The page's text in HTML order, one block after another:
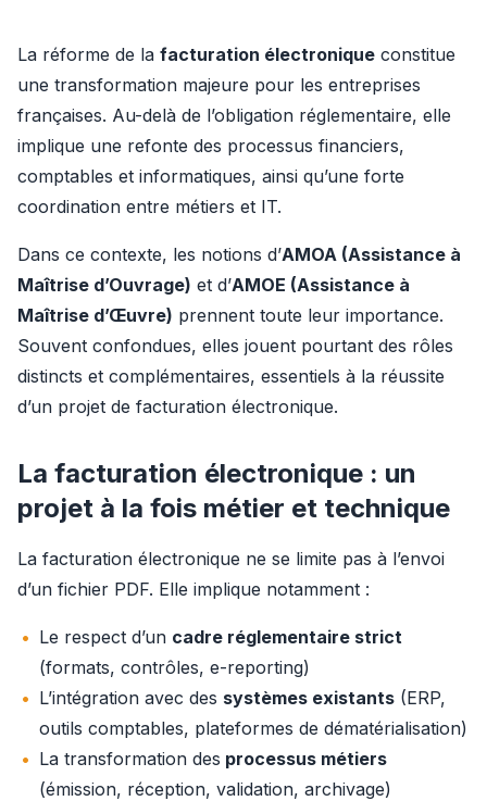
La réforme de la facturation électronique constitue
une transformation majeure pour les entreprises
françaises. Au-delà de l’obligation réglementaire, elle
implique une refonte des processus financiers,
comptables et informatiques, ainsi qu’une forte
coordination entre métiers et IT.
Dans ce contexte, les notions d’AMOA (Assistance à
Maîtrise d’Ouvrage) et d’AMOE (Assistance à
Maîtrise d’Œuvre) prennent toute leur importance.
Souvent confondues, elles jouent pourtant des rôles
distincts et complémentaires, essentiels à la réussite
d’un projet de facturation électronique.
La facturation électronique : un
projet à la fois métier et technique
La facturation électronique ne se limite pas à l’envoi
d’un fichier PDF. Elle implique notamment :
Le respect d’un cadre réglementaire strict
(formats, contrôles, e-reporting)
L’intégration avec des systèmes existants (ERP,
outils comptables, plateformes de dématérialisation)
La transformation des processus métiers
(émission, réception, validation, archivage)